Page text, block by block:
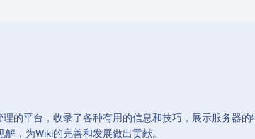
的平台，收录了各种有用的信息和技巧，展示服务器的
，为Wiki的完善和发展做出贡献。